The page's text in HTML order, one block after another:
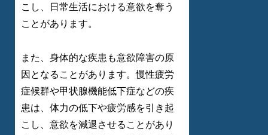
こし、日常生活における意欲を奪う
ことがあります。
また、身体的な疾患も意欲障害の原
因となることがあります。慢性疲労
症候群や甲状腺機能低下症などの疾
患は、体力の低下や疲労感を引き起
こし、意欲を減退させることがあり